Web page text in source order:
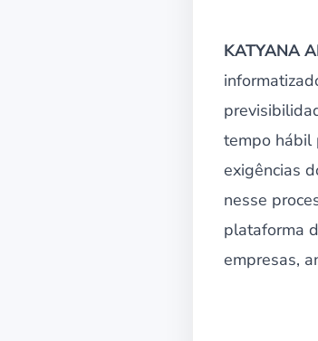
KATYANA
tempo hábil
exigências
nesse
plataforma
empresas,